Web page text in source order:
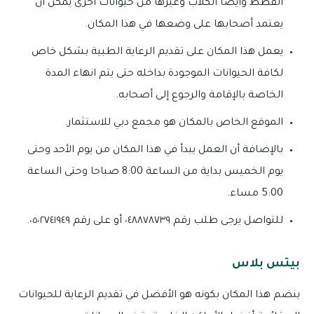
القطط وأيضا الكلاب وغيرها من حيوانات أخرى يمكن أن
يعتمد أصحابها على وضعها في هذا المكان.
يعمل هذا المكان على تقديم الرعاية الطبية بشكل خاص
لكافة الحيوانات الموجودة بداخله حتى يتم انهاء المدة
الخاصة بالإقامة والرجوع إلى أصحابه.
الموقع الخاص بالمكان هو مجمع دبي للاستثمار.
بالإضافة أن العمل يبدأ في هذا المكان من يوم الأحد وحتى
يوم الخميس بداية من الساعة 8:00 صباحا وحتى الساعة
5:00 مساء.
للتواصل يرجى طلب رقم ٠٤٨٨٧٨٧٣٩ أو على رقم ٠٥٠٢٧٤١٩٤٩.
بيتس بلاس
ينضم هذا المكان بكونه هو الأفضل في تقديم الرعاية للحيوانات